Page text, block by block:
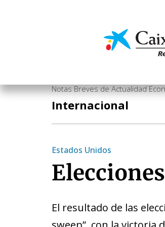
Notas Breves de Actualidad
Internacional
Estados Unidos
El resultado de las